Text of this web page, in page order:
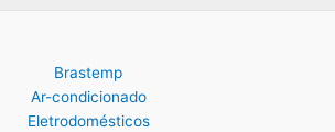
Brastemp
Ar-condicionado
Eletrodomésticos